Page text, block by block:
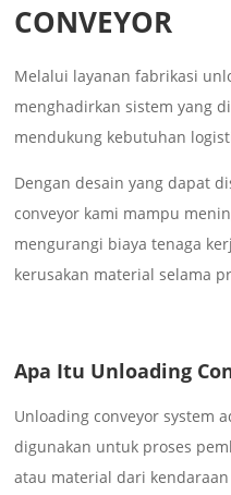
CONVEYOR
Melalui layanan fabrikasi
menghadirkan sistem yang
mendukung kebutuhan
Dengan desain yang dapat
conveyor kami mampu
mengurangi biaya tenaga
kerusakan material selama
Apa Itu Unloading
Unloading conveyor system
digunakan untuk proses
atau material dari